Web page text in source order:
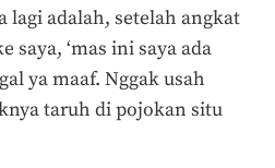
lagi adalah, setelah angkat
saya, ‘mas ini saya ada
ya maaf. Nggak usah
taruh di pojokan situ